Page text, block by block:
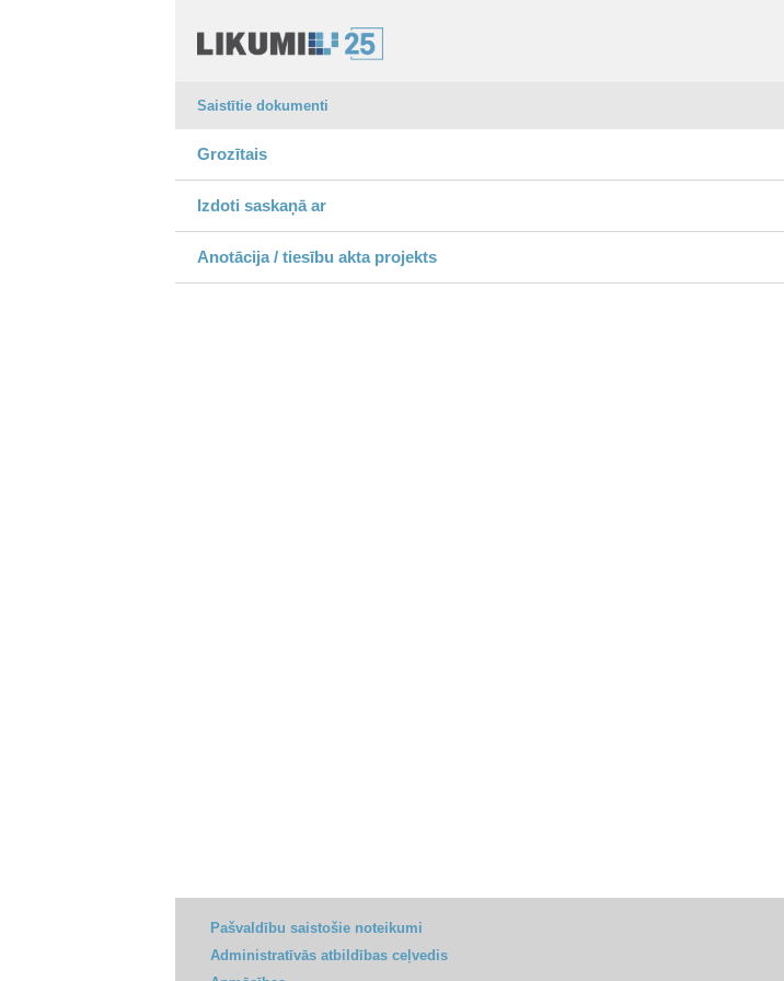
Saistītie dokumenti
Grozītais
Izdoti saskaņā ar
Anotācija / tiesību akta projekts
Pašvaldību saistošie noteikumi
Administratīvās atbildības ceļvedis